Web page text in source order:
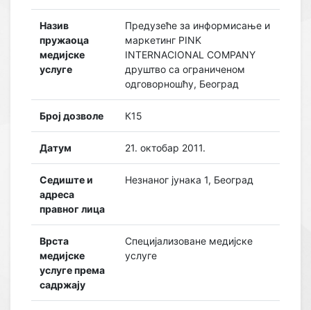
Назив
пружаоца
медијске
услуге
Предузеће за информисање и
маркетинг PINK
INTERNACIONAL COMPANY
друштво са ограниченом
одговорношћу, Београд
Број дозволе К15
Датум 21. октобар 2011.
Седиште и
адреса
правног лица
Незнаног јунака 1, Београд
Врста
медијске
услуге према
садржају
Специјализоване медијске
услуге